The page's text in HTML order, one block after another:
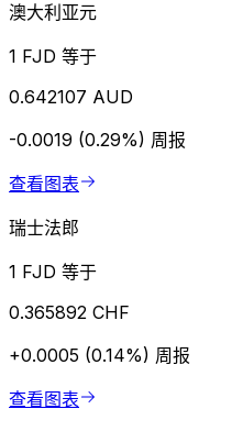
澳大利亚元
1 FJD 等于
0.642107 AUD
-0.0019 (0.29%) 周报
查看图表
瑞士法郎
1 FJD 等于
0.365892 CHF
+0.0005 (0.14%) 周报
查看图表